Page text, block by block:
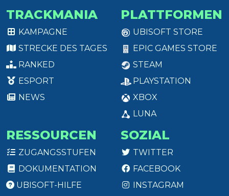
TRACKMANIA
KAMPAGNE
STRECKE DES TAGES
RANKED
ESPORT
NEWS
PLATTFORMEN
UBISOFT STORE
EPIC GAMES STORE
STEAM
PLAYSTATION
XBOX
LUNA
RESSOURCEN
ZUGANGSSTUFEN
DOKUMENTATION
UBISOFT-HILFE
SOZIAL
TWITTER
FACEBOOK
INSTAGRAM